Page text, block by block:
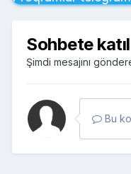
Sohbete katıl
Şimdi mesajını
Bu